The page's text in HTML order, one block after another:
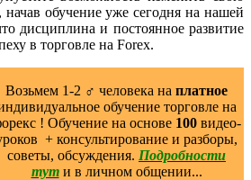
обучение уже сегодня на нашей
дисциплина и постоянное развитие
в торговле на Forex.
Возьмем 1-2 ‍♂️ человека на платное
обучение торговле на
! Обучение на основе 100видео-
+ консультирование и разборы,
советы, обсуждения. Подробности
тут и в личном общении...